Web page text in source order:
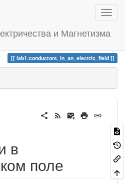
и Магнетизма
lab1:conductors_in_an_electric_field
в
поле